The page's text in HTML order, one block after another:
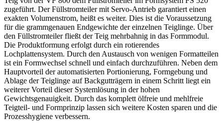
zugeführt. Der Füllstromteiler mit Servo-Antrieb garantiert einen
exakten Volumenstrom, heißt es weiter. Dies ist die Voraussetzung
für die grammgenauen Endgewichte der einzelnen Teiglinge. Über
den Füllstromteiler fließt der Teig mehrbahnig in das Formmodul.
Die Produktformung erfolgt durch ein rotierendes
Lochplattensystem. Durch den Austausch von wenigen Formatteilen
ist ein Formwechsel schnell und einfach durchzuführen. Neben dem
Hauptvorteil der automatisierten Portionierung, Formgebung und
Ablage der Teiglinge auf Backgutträgern in einem Schritt liegt ein
weiterer Vorteil dieser Systemlösung in der hohen
Gewichtsgenauigkeit. Durch das komplett ölfreie und mehlfreie
Teigteil- und Formprinzip lassen sich weitere Kosten sparen und die
Prozesshygiene verbessern.